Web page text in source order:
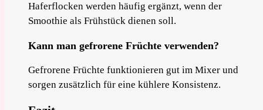
Haferflocken werden häufig ergänzt, wenn der
Smoothie als Frühstück dienen soll.
Kann man gefrorene Früchte verwenden?
Gefrorene Früchte funktionieren gut im Mixer und
sorgen zusätzlich für eine kühlere Konsistenz.